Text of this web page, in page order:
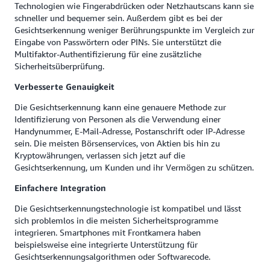
Technologien wie Fingerabdrücken oder Netzhautscans kann sie
schneller und bequemer sein. Außerdem gibt es bei der
Gesichtserkennung weniger Berührungspunkte im Vergleich zur
Eingabe von Passwörtern oder PINs. Sie unterstützt die
Multifaktor-Authentifizierung für eine zusätzliche
Sicherheitsüberprüfung.
Verbesserte Genauigkeit
Die Gesichtserkennung kann eine genauere Methode zur
Identifizierung von Personen als die Verwendung einer
Handynummer, E-Mail-Adresse, Postanschrift oder IP-Adresse
sein. Die meisten Börsenservices, von Aktien bis hin zu
Kryptowährungen, verlassen sich jetzt auf die
Gesichtserkennung, um Kunden und ihr Vermögen zu schützen.
Einfachere Integration
Die Gesichtserkennungstechnologie ist kompatibel und lässt
sich problemlos in die meisten Sicherheitsprogramme
integrieren. Smartphones mit Frontkamera haben
beispielsweise eine integrierte Unterstützung für
Gesichtserkennungsalgorithmen oder Softwarecode.